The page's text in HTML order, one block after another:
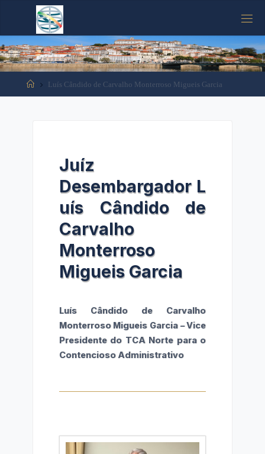
Luís Cândido de Carvalho Monterroso Migueis Garcia
Juíz
Desembargador L
uís Cândido de
Carvalho
Monterroso
Migueis Garcia
Luís Cândido de Carvalho
Monterroso Migueis Garcia – Vice
Presidente do TCA Norte para o
Contencioso Administrativo
Tooltip content